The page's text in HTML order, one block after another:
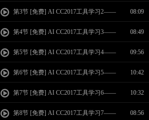
选择工具 直接选择 魔棒 套索工具
第3节 [免费] AI CC2017工具学习2——
钢笔工具 曲率工具
08:09
第4节 [免费] AI CC2017工具学习3——
图形绘制工具综合学习
08:49
第5节 [免费] AI CC2017工具学习4——
文字工具 区域文字 路径文字学习
09:56
第6节 [免费] AI CC2017工具学习5——
文字工具 字符面板 段落面板
10:42
第7节 [免费] AI CC2017工具学习6——
矢量绘图工具综合学习
10:32
第8节 [免费] AI CC2017工具学习7—— 08:56